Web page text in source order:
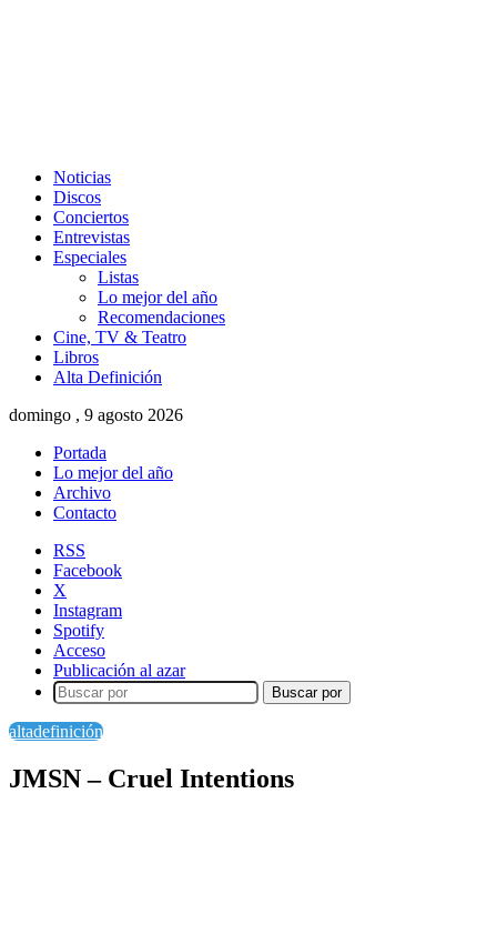
Noticias
Discos
Conciertos
Entrevistas
Especiales
Listas
Lo mejor del año
Recomendaciones
Cine, TV & Teatro
Libros
Alta Definición
domingo , 9 agosto 2026
Portada
Lo mejor del año
Archivo
Contacto
RSS
Facebook
X
Instagram
Spotify
Acceso
Publicación al azar
Buscar por
altadefinición
JMSN – Cruel Intentions